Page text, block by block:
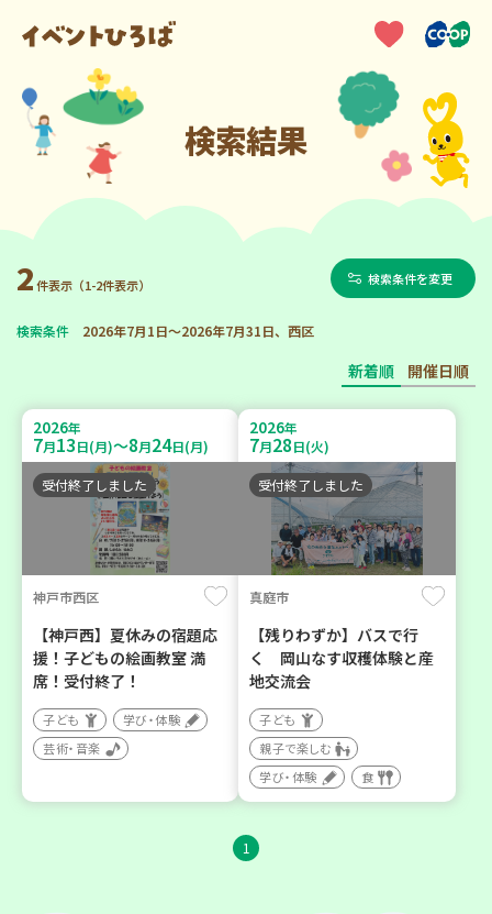
検索結果
2件表示（1-2件表示） 検索条件を変更
検索条件 2026年7月1日～2026年7月31日、西区
新着順 開催日順
2026年
7月13日(月)～8月24日(月)
受付終了しました
神戸市西区
【神戸西】夏休みの宿題応
援！子どもの絵画教室 満
席！受付終了！
子ども
学び・体験
芸術・音楽
2026年
7月28日(火)
受付終了しました
真庭市
【残りわずか】バスで行
く 岡山なす収穫体験と産
地交流会
子ども
親子で楽しむ
学び・体験
食
1